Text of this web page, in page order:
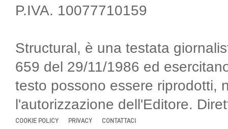
P.IVA. 10077710159
Structural, è una testata
659 del 29/11/1986 ed
testo possono essere riprodotti,
l'autorizzazione dell'Editore.
COOKIE POLICY PRIVACY CONTATTACI